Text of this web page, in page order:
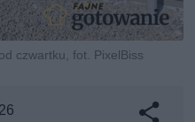
czwartku, fot. PixelBiss